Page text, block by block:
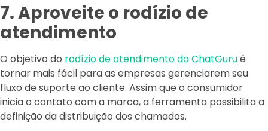
7. Aproveite o rodízio de
atendimento
O objetivo do rodízio de atendimento do ChatGurué
tornar mais fácil para as empresas gerenciarem seu
fluxo de suporte ao cliente. Assim que o consumidor
inicia o contato com a marca, a ferramenta possibilita a
definição da distribuição dos chamados.